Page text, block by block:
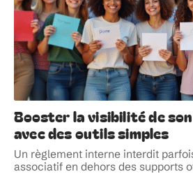
Booster la visibilité de
avec des outils simples
Un règlement interne interdit
associatif en dehors des supports